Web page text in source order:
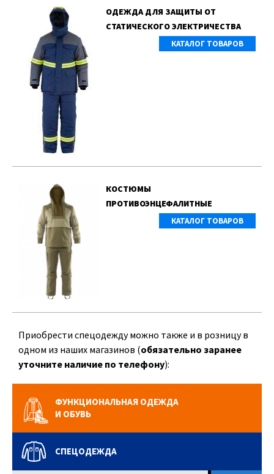
ОДЕЖДА ДЛЯ ЗАЩИТЫ ОТ
СТАТИЧЕСКОГО ЭЛЕКТРИЧЕСТВА
КАТАЛОГ ТОВАРОВ
КОСТЮМЫ
ПРОТИВОЭНЦЕФАЛИТНЫЕ
КАТАЛОГ ТОВАРОВ
Приобрести спецодежду можно также и в розницу в
одном из наших магазинов (обязательно заранее
уточните наличие по телефону):
ФУНКЦИОНАЛЬНАЯ ОДЕЖДА
И ОБУВЬ
СПЕЦОДЕЖДА